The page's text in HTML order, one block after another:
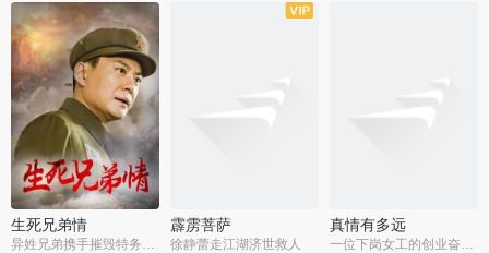
全37集
生死兄弟情
异姓兄弟携手摧毁特务阴谋
霹雳菩萨
徐静蕾走江湖济世救人
真情有多远
一位下岗女工的创业奋斗史